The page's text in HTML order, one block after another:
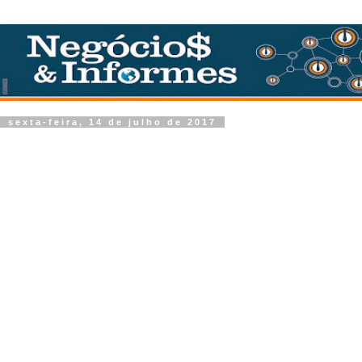
sexta-feira, 14 de julho de 2017